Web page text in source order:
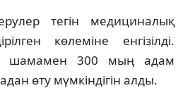
тегін медициналық
көлеміне енгізілді.
шамамен 300 мың адам
өту мүмкіндігін алды.